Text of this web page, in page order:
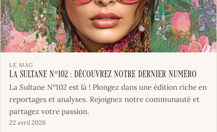
LE MAG
La Sultane N°102 : Découvrez notre dernier numéro
La Sultane N°102 est là ! Plongez dans une édition riche en
reportages et analyses. Rejoignez notre communauté et
partagez votre passion.
22 avril 2026